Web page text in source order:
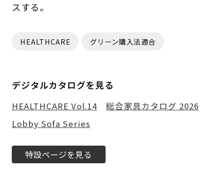
スする。
HEALTHCARE グリーン購入法適合
デジタルカタログを見る
HEALTHCARE Vol.14
総合家具カタログ 2026
Lobby Sofa Series
特設ページを見る